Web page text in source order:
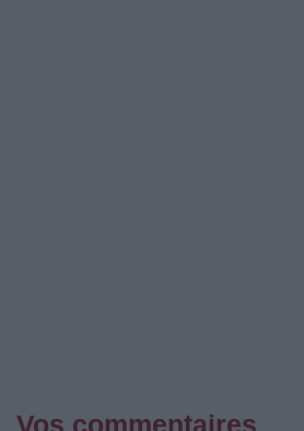
Vos commentaires